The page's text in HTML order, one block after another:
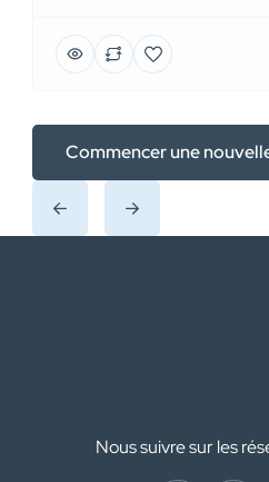
Commencer une
Nous suivre sur les